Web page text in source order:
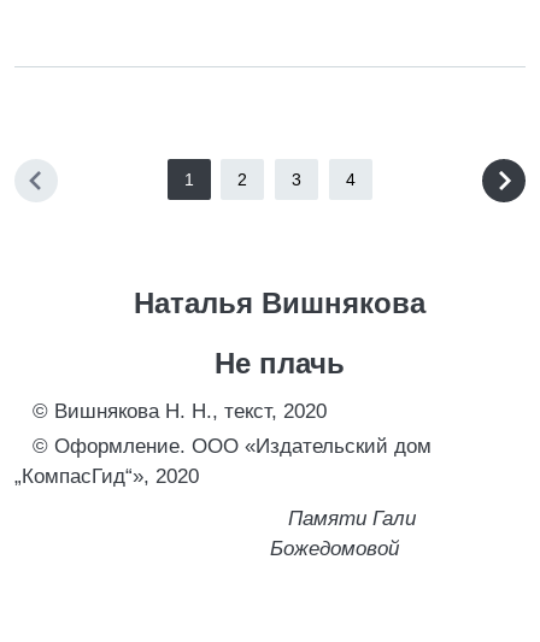
1 2 3 4
Наталья Вишнякова
Не плачь
© Вишнякова Н. Н., текст, 2020
© Оформление. ООО «Издательский дом
„КомпасГид“», 2020
Памяти Гали
Божедомовой